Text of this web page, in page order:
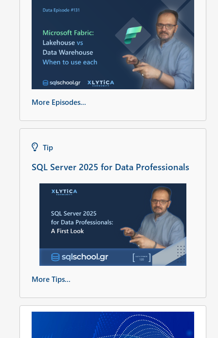
More Episodes...
Tip
SQL Server 2025 for Data Professionals
More Tips...